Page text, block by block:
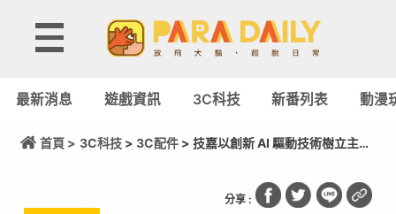
最新消息 遊戲資訊 3C科技 新番列表 動漫
首頁 > 3C科技> 3C配件> 技嘉以創新 AI 驅動技術樹立主機
分享 :